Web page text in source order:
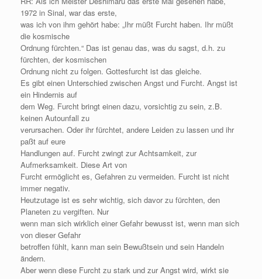
1972 in Sinal, war das erste,
was ich von ihm gehört habe: „Ihr müßt Furcht haben. Ihr müßt
die kosmische
Ordnung fürchten.“ Das ist genau das, was du sagst, d.h. zu
fürchten, der kosmischen
Ordnung nicht zu folgen. Gottesfurcht ist das gleiche.
Es gibt einen Unterschied zwischen Angst und Furcht. Angst ist
ein Hindernis auf
dem Weg. Furcht bringt einen dazu, vorsichtig zu sein, z.B.
keinen Autounfall zu
verursachen. Oder ihr fürchtet, andere Leiden zu lassen und ihr
paßt auf eure
Handlungen auf. Furcht zwingt zur Achtsamkeit, zur
Aufmerksamkeit. Diese Art von
Furcht ermöglicht es, Gefahren zu vermeiden. Furcht ist nicht
immer negativ.
Heutzutage ist es sehr wichtig, sich davor zu fürchten, den
Planeten zu vergiften. Nur
wenn man sich wirklich einer Gefahr bewusst ist, wenn man sich
von dieser Gefahr
betroffen fühlt, kann man sein Bewußtsein und sein Handeln
ändern.
Aber wenn diese Furcht zu stark und zur Angst wird, wirkt sie